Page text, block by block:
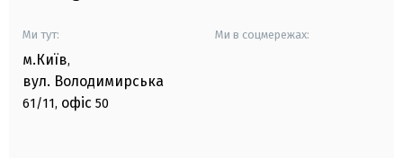
Ми тут:
м.Київ,
вул. Володимирська
61/11, офіс 50
Ми в соцмережах: